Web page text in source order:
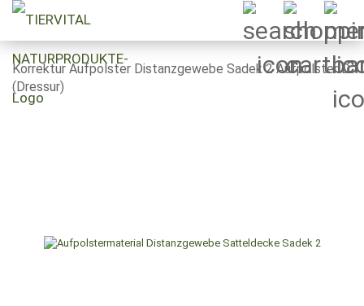
Korrektur Aufpolster Distanzgewebe Sadek 2 Aufpolster D
(Dressur)